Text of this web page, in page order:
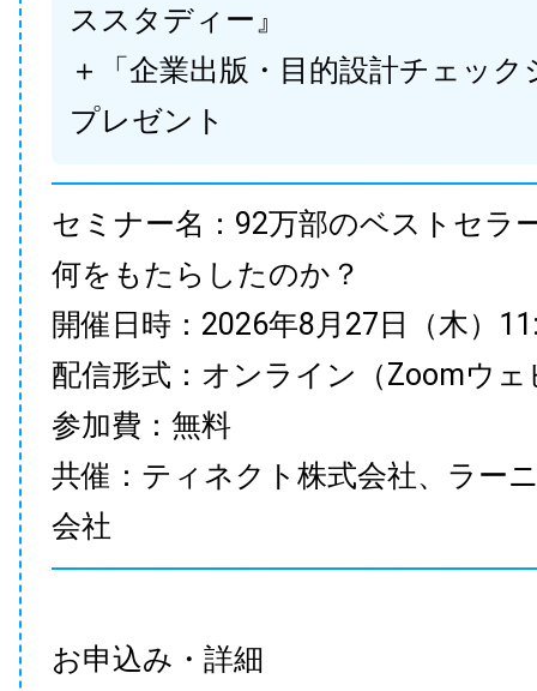
ススタディー』
＋「企業出版・目的設計チェック
プレゼント
セミナー名：92万部のベストセラ
何をもたらしたのか？
開催日時：2026年8月27日（木）
配信形式：オンライン（Zoomウェ
参加費：無料
共催：ティネクト株式会社、ラー
会社
お申込み・詳細